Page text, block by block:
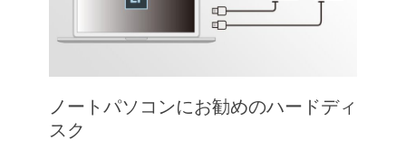
ノートパソコンにお勧めのハードディ
スク